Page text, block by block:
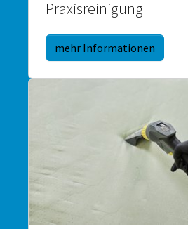
Praxisreinigung
mehr Informationen